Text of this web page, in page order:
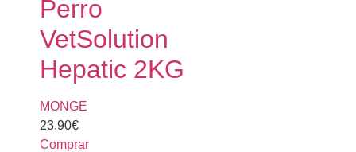
Perro
VetSolution
Hepatic 2KG
MONGE
23,90€
Comprar